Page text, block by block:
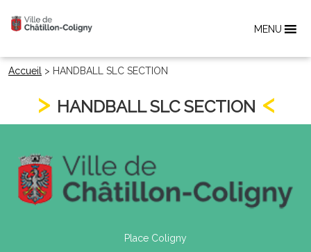
MENU
Accueil > HANDBALL SLC SECTION
HANDBALL SLC SECTION
Place Coligny